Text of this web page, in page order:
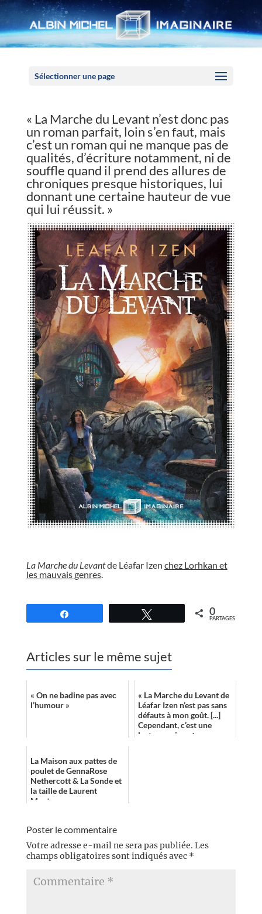
Sélectionner une page
« La Marche du Levant n’est donc pas
un roman parfait, loin s’en faut, mais
c’est un roman qui ne manque pas de
qualités, d’écriture notamment, ni de
souffle quand il prend des allures de
chroniques presque historiques, lui
donnant une certaine hauteur de vue
qui lui réussit. »
La Marche du Levantde Léafar Izen chez Lorhkan et
les mauvais genres.
0
PARTAGES
Articles sur le même sujet
« On ne badine pas avec
l’humour »
« La Marche du Levant de
Léafar Izen n’est pas sans
défauts à mon goût. [...]
Cependant, c’est une
lecture qui vaut
La Maison aux pattes de
poulet de GennaRose
Nethercott & La Sonde et
la taille de Laurent
Mantese
Poster le commentaire
Votre adresse e-mail ne sera pas publiée. Les
champs obligatoires sont indiqués avec *
Panneau de gestion des cookies